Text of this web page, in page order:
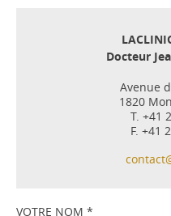
Docteur
Avenue
1820
T. +41
F. +41
VOTRE NOM *